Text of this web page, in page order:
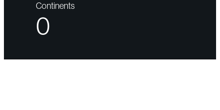
Continents
0